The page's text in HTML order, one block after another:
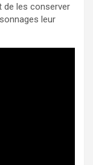
de les conserver
leur